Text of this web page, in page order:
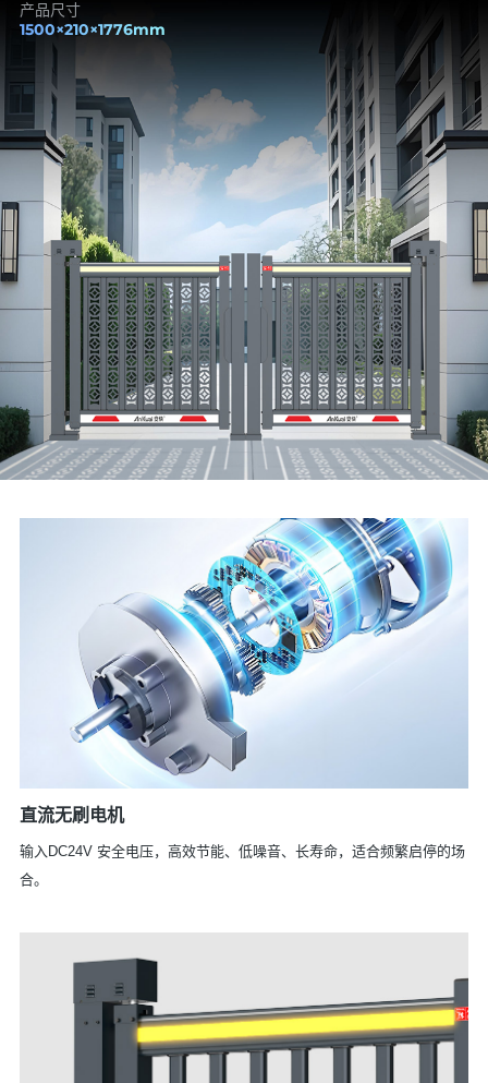
产品尺寸
1500×210×1776mm
直流无刷电机
输入DC24V 安全电压，高效节能、低噪音、长寿命，适合频繁启停的场
合。